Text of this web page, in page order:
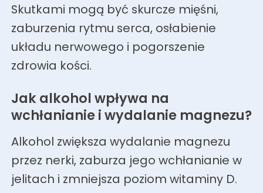
Skutkami mogą być skurcze mięśni,
zaburzenia rytmu serca, osłabienie
układu nerwowego i pogorszenie
zdrowia kości.
Jak alkohol wpływa na
wchłanianie i wydalanie magnezu?
Alkohol zwiększa wydalanie magnezu
przez nerki, zaburza jego wchłanianie w
jelitach i zmniejsza poziom witaminy D.